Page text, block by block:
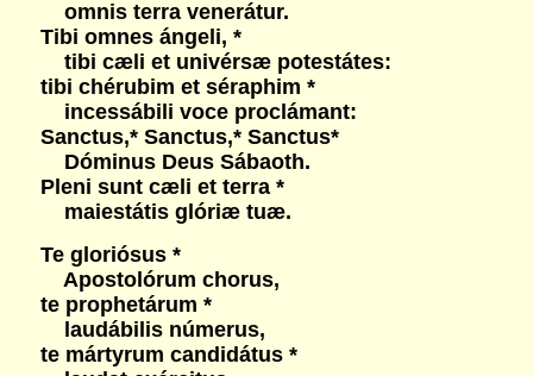
omnis terra venerátur.
Tibi omnes ángeli, *
tibi cæli et univérsæ potestátes:
tibi chérubim et séraphim *
incessábili voce proclámant:
Sanctus,* Sanctus,* Sanctus*
Dóminus Deus Sábaoth.
Pleni sunt cæli et terra *
maiestátis glóriæ tuæ.
Te gloriósus *
Apostolórum chorus,
te prophetárum *
laudábilis númerus,
te mártyrum candidátus *